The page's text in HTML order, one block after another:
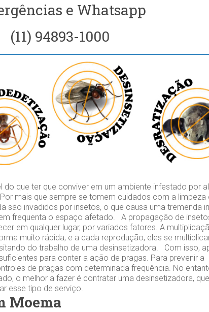
e Whatsapp
(11) 94893-1000
que ter que conviver em um ambiente infestado por
mais que sempre se tomem cuidados com a limpeza
são invadidos por insetos, o que causa uma tremenda
frequenta o espaço afetado. A propagação de
em qualquer lugar, por variados fatores. A
muito rápida, e a cada reprodução, eles se
do trabalho de uma desinsetizadora. Com isso,
para conter a ação de pragas. Para prevenir a
de pragas com determinada frequência. No
o melhor a fazer é contratar uma desinsetizadora,
esse tipo de serviço.
Moema